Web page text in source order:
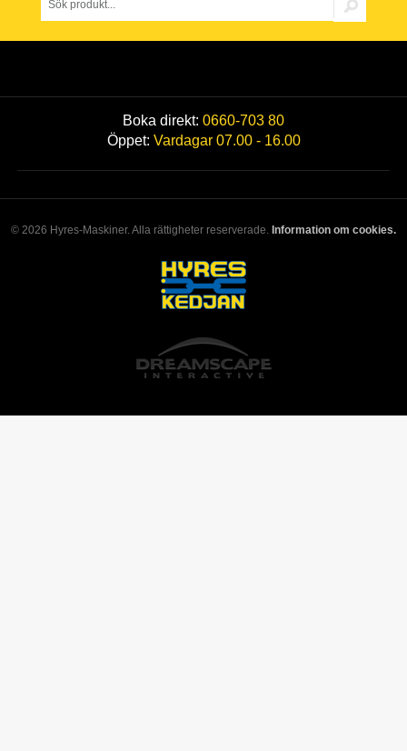
Boka direkt: 0660-703 80
Öppet: Vardagar 07.00 - 16.00
© 2026 Hyres-Maskiner. Alla rättigheter reserverade. Information om cookies.